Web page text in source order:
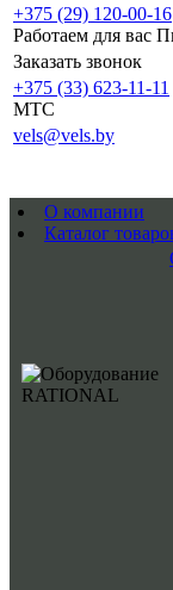
+375 (29) 120-00-16
Работаем для вас
Заказать звонок
+375 (33) 623-11-11
MTC
vels@vels.by
О компании
Каталог